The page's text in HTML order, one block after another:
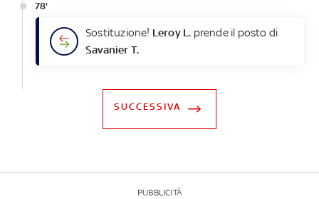
78'
Sostituzione! Leroy L. prende il posto di
Savanier T.
SUCCESSIVA
PUBBLICITÀ